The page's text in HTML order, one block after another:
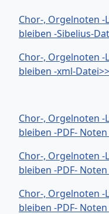
Chor-, Orgelnoten -
bleiben -Sibelius-
Chor-, Orgelnoten -
bleiben -xml-
Chor-, Orgelnoten -
bleiben -PDF-
Chor-, Orgelnoten -
bleiben -PDF-
Chor-, Orgelnoten -
bleiben -PDF-